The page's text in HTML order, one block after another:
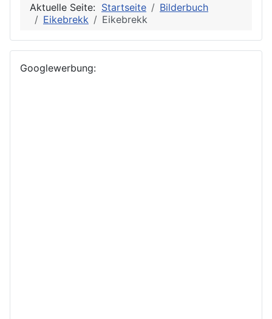
Aktuelle Seite: Startseite
Bilderbuch
Eikebrekk
Eikebrekk
Googlewerbung: